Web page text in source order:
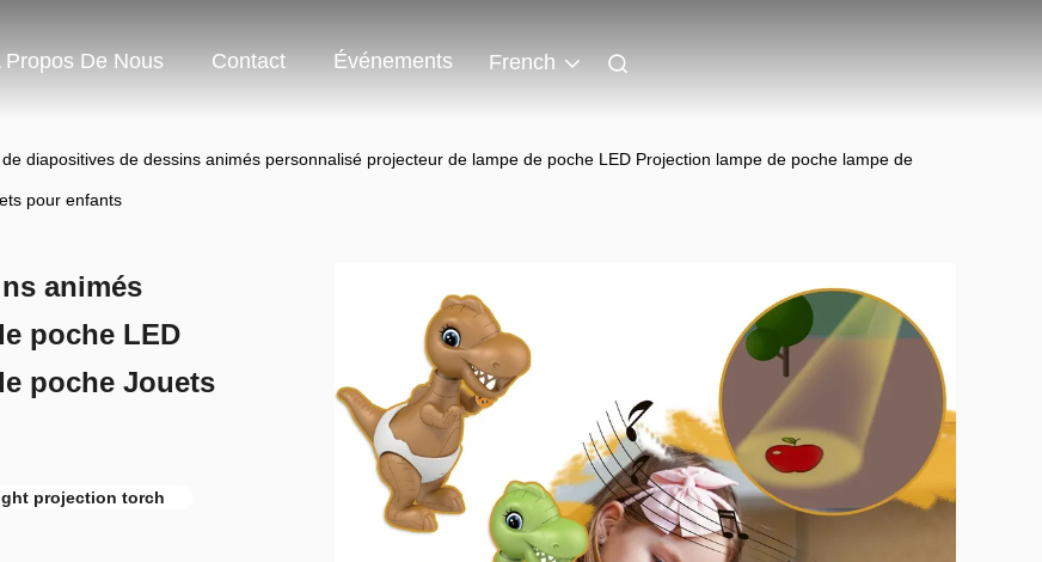
Propos De Nous Contact Événements French
diapositives de dessins animés personnalisé projecteur de lampe de poche LED Projection lampe de poche lampe de
pour enfants
animés
poche LED
poche Jouets
projection torch